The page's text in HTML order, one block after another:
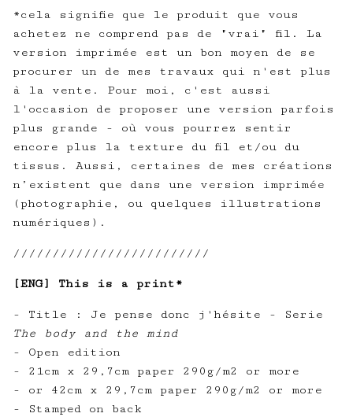
*cela signifie que le produit que vous
achetez ne comprend pas de "vrai" fil. La
version imprimée est un bon moyen de se
procurer un de mes travaux qui n'est plus
à la vente. Pour moi, c'est aussi
l'occasion de proposer une version parfois
plus grande - où vous pourrez sentir
encore plus la texture du fil et/ou du
tissus. Aussi, certaines de mes créations
n’existent que dans une version imprimée
(photographie, ou quelques illustrations
numériques).
/////////////////////////
[ENG] This is a print*
- Title : Je pense donc j'hésite - Serie
The body and the mind
- Open edition
- 21cm x 29,7cm paper 290g/m2 or more
- or 42cm x 29,7cm paper 290g/m2 or more
- Stamped on back